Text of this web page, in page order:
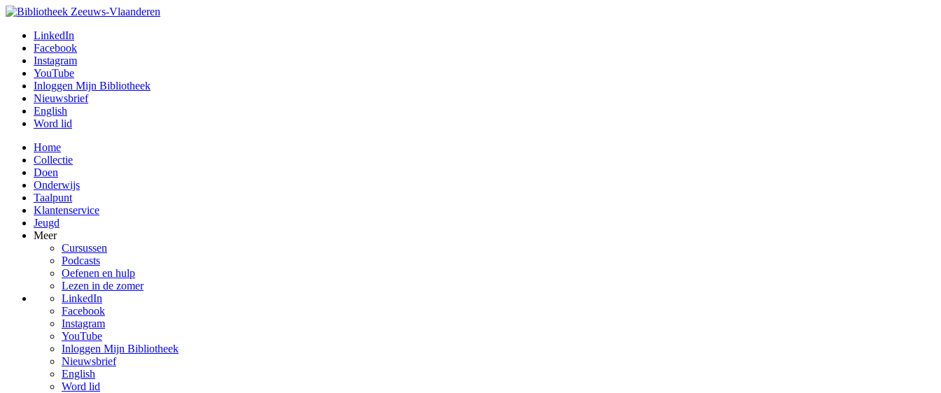
LinkedIn
Facebook
Instagram
YouTube
Inloggen Mijn Bibliotheek
Nieuwsbrief
English
Word lid
Home
Collectie
Doen
Onderwijs
Taalpunt
Klantenservice
Jeugd
Meer
Cursussen
Podcasts
Oefenen en hulp
Lezen in de zomer
LinkedIn
Facebook
Instagram
YouTube
Inloggen Mijn Bibliotheek
Nieuwsbrief
English
Word lid